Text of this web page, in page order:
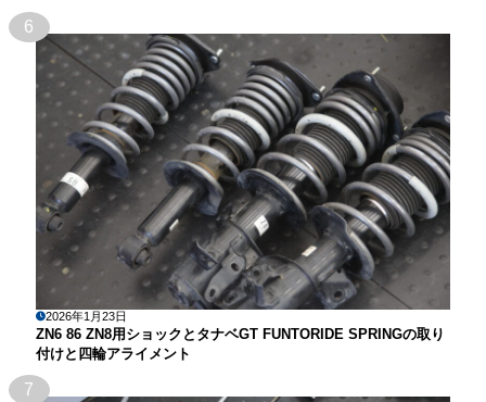
6
2026年1月23日
ZN6 86 ZN8用ショックとタナベGT FUNTORIDE SPRINGの取り
付けと四輪アライメント
7